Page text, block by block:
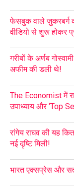
फेसबुक वाले ज़ुकरबर्ग
वीडियो से शुरू होकर
गरीबों के अर्णब
अफीम की डली थे!
The Economist में
उपाध्याय और ‘Top
रांगेय राघव की यह
नई दृष्टि मिली!
भारत एक्सप्रेस और